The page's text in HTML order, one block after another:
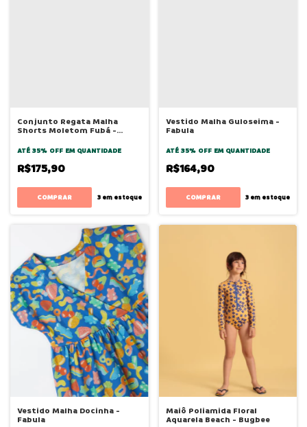
Conjunto Regata Malha
Shorts Moletom Fubá -
ATÉ 35% OFF EM QUANTIDADE
R$175,90
COMPRAR 3em estoque
Vestido Malha Guloseima -
Fabula
ATÉ 35% OFF EM QUANTIDADE
R$164,90
COMPRAR 3 em estoque
Vestido Malha Docinha -
Fabula
Maiô Poliamida Floral
Aquarela Beach - Bugbee